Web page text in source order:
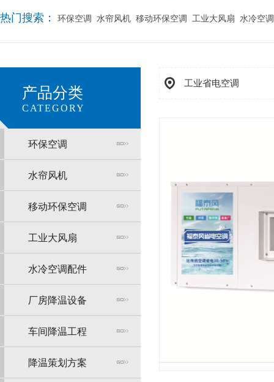
热门搜索： 环保空调 水帘风机 移动环保空调 工业大风扇 水冷空
产品分类
CATEGORY
环保空调
水帘风机
移动环保空调
工业大风扇
水冷空调配件
厂房降温设备
车间降温工程
降温策划方案
工业省电空调